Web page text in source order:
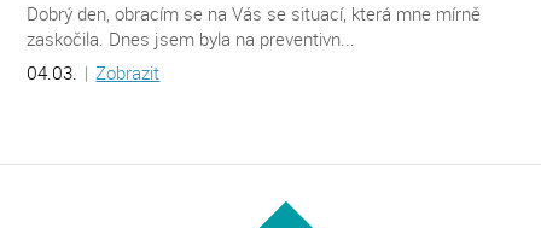
Dobrý den, obracím se na Vás se situací, která mne mírně
zaskočila. Dnes jsem byla na preventivn...
04.03. | Zobrazit